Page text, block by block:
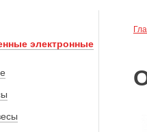
электронные